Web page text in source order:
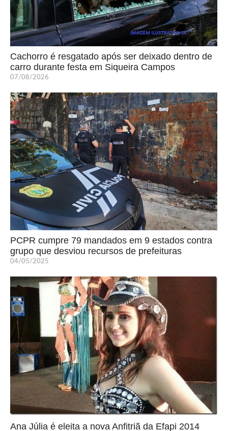
Cachorro é resgatado após ser deixado dentro de
carro durante festa em Siqueira Campos
07/08/2026
PCPR cumpre 79 mandados em 9 estados contra
grupo que desviou recursos de prefeituras
04/05/2025
Ana Júlia é eleita a nova Anfitriã da Efapi 2014